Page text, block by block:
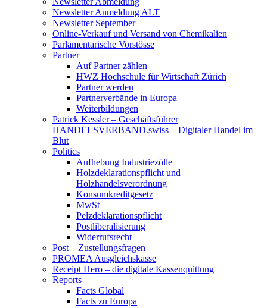
Newsletter Anmeldung ALT
Newsletter September
Online-Verkauf und Versand von Chemikalien
Parlamentarische Vorstösse
Partner
Auf Partner zählen
HWZ Hochschule für Wirtschaft Zürich
Partner werden
Partnerverbände in Europa
Weiterbildungen
Patrick Kessler – Geschäftsführer
HANDELSVERBAND.swiss – Digitaler Handel im
Blut
Politics
Aufhebung Industriezölle
Holzdeklarationspflicht und
Holzhandelsverordnung
Konsumkreditgesetz
MwSt
Pelzdeklarationspflicht
Postliberalisierung
Widerrufsrecht
Post – Zustellungsfragen
PROMEA Ausgleichskasse
Receipt Hero – die digitale Kassenquittung
Reports
Facts Global
Facts zu Europa